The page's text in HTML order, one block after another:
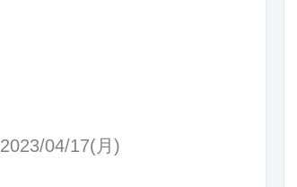
2023/04/17(月)